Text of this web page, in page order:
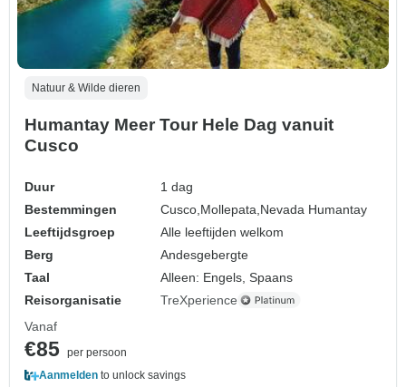
Natuur & Wilde dieren
Humantay Meer Tour Hele Dag vanuit
Cusco
Duur
1 dag
Bestemmingen
Cusco, Mollepata, Nevada Humantay
Leeftijdsgroep
Alle leeftijden welkom
Berg
Andesgebergte
Taal
Alleen: Engels, Spaans
Reisorganisatie
TreXperience
Vanaf
€85 per persoon
Aanmelden to unlock savings